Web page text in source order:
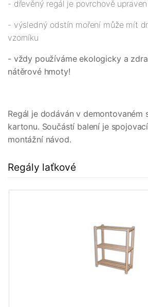
- dřevěný regál je povrchově
- výsledný odstín moření může mít
vzorníku
- vždy používáme ekologicky a
nátěrové hmoty!
Regál je dodáván v demontovaném
kartonu. Součástí balení je
montážní návod.
Regály laťkové